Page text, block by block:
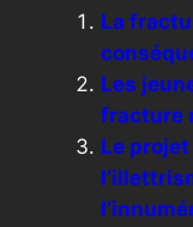
La
Les
fracture
Le